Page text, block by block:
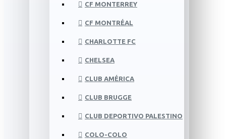
CF MONTERREY
CF MONTRÉAL
CHARLOTTE FC
CHELSEA
CLUB AMÉRICA
CLUB BRUGGE
CLUB DEPORTIVO PALESTINO
COLO-COLO